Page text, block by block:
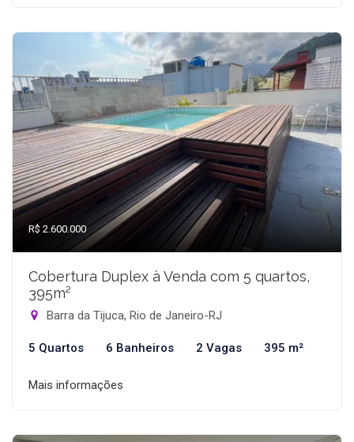
R$ 2.600.000
Cobertura Duplex à Venda com 5 quartos,
395m²
Barra da Tijuca, Rio de Janeiro-RJ
5 Quartos 6 Banheiros 2 Vagas 395 m²
Mais informações